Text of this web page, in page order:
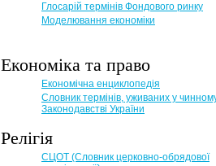
Глосарій термінів Фондового ринку
Моделювання економіки
Економіка та право
Eкономічна енциклопедія
Словник термінів, уживаних у
Законодавстві України
Релігія
СЦОТ (Словник церковно-обрядової